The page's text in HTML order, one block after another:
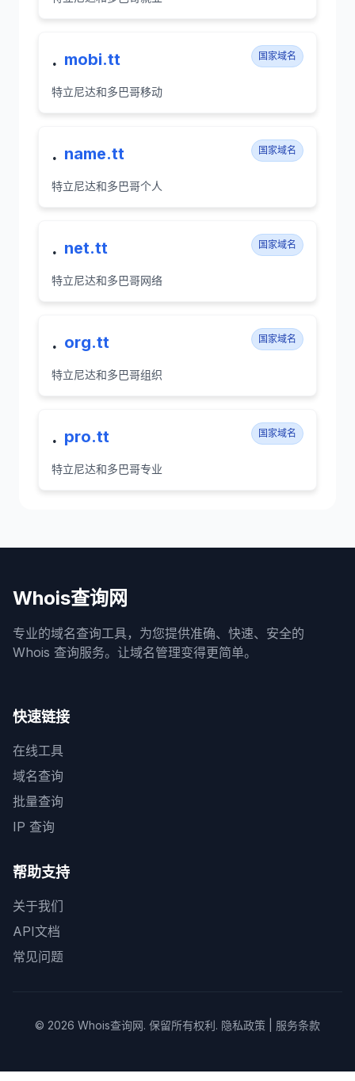
. mobi.tt 国家域名
特立尼达和多巴哥移动
. name.tt 国家域名
特立尼达和多巴哥个人
. net.tt 国家域名
特立尼达和多巴哥网络
. org.tt 国家域名
特立尼达和多巴哥组织
. pro.tt 国家域名
特立尼达和多巴哥专业
Whois查询网
专业的域名查询工具，为您提供准确、快速、安全的
Whois 查询服务。让域名管理变得更简单。
快速链接
在线工具
域名查询
批量查询
IP 查询
帮助支持
关于我们
API文档
常见问题
© 2026 Whois查询网. 保留所有权利. 隐私政策 服务条款